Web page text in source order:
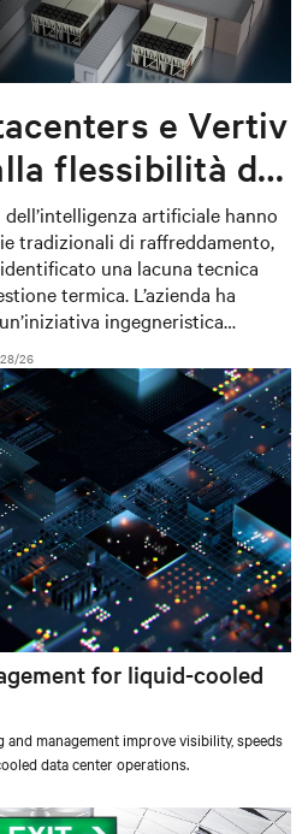
e Vertiv
flessibilità del
per l’AIartificiale hanno
tradizionali di raffreddamento,
una lacuna tecnica
termica. L’azienda ha
ingegneristica
sviluppare un sistema di
grado di soddisfare le esigenze
sia attuali sia future.
26
for liquid-cooled
management improve visibility, speeds
data center operations.